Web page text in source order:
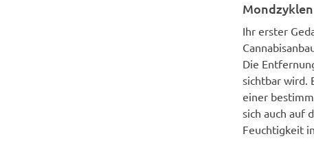
Mondzyklen
Ihr erster
Die
sichtbar wird.
einer
sich auch auf
Feuchtigkeit